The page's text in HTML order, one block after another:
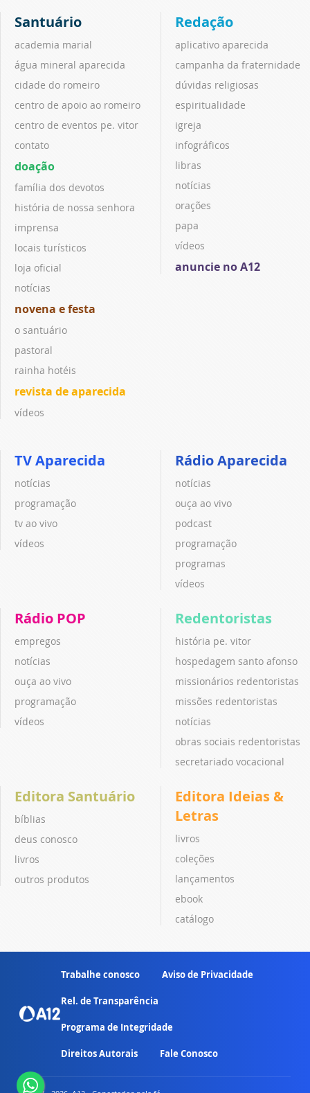
Santuário
academia marial
água mineral aparecida
cidade do romeiro
centro de apoio ao romeiro
centro de eventos pe. vitor
contato
doação
família dos devotos
história de nossa senhora
imprensa
locais turísticos
loja oficial
notícias
novena e festa
o santuário
pastoral
rainha hotéis
revista de aparecida
vídeos
Redação
aplicativo aparecida
campanha da fraternidade
dúvidas religiosas
espiritualidade
igreja
infográficos
libras
notícias
orações
papa
vídeos
anuncie no A12
TV Aparecida
notícias
programação
tv ao vivo
vídeos
Rádio Aparecida
notícias
ouça ao vivo
podcast
programação
programas
vídeos
Rádio POP
empregos
notícias
ouça ao vivo
programação
vídeos
Redentoristas
história pe. vitor
hospedagem santo afonso
missionários redentoristas
missões redentoristas
notícias
obras sociais redentoristas
secretariado vocacional
Editora Santuário
bíblias
deus conosco
livros
outros produtos
Editora Ideias &
Letras
livros
coleções
lançamentos
ebook
catálogo
Trabalhe conosco Aviso de Privacidade
Rel. de Transparência
Programa de Integridade
Direitos Autorais Fale Conosco